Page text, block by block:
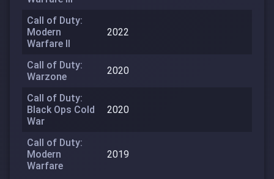
Call of Duty:
Modern
Warfare II
2022
Call of Duty:
Warzone
2020
Call of Duty:
Black Ops Cold
War
2020
Call of Duty:
Modern
Warfare
2019